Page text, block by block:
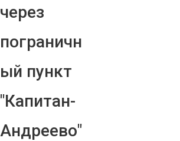
через
пограничн
ый пункт
"Капитан-
Андреево"